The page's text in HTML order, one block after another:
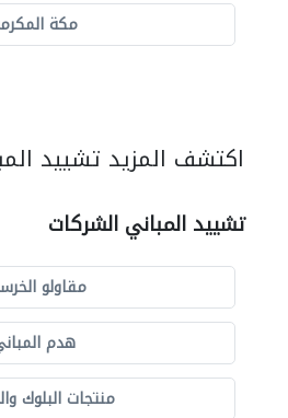
مكة
اكتشف المزيد تشييد
تشييد المباني الشركات
مقاولو
هدم
منتجات البلوك